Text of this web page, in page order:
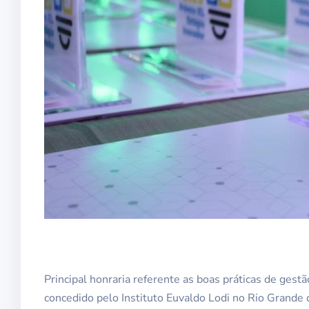
Principal honraria referente as boas práticas de
concedido pelo Instituto Euvaldo Lodi no Rio